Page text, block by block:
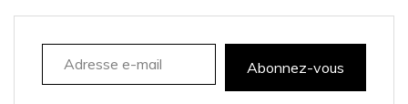
a Adresse e-mail
Abonnez-vous